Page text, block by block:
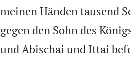
meinen Händen tausend
gegen den Sohn des
und Abischai und Ittai